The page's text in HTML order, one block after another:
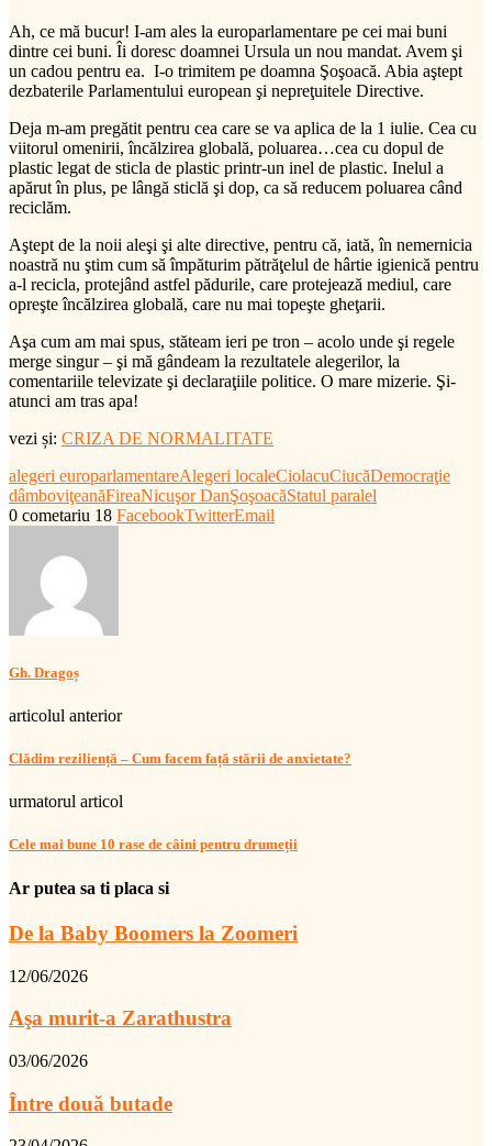
Ah, ce mă bucur! I-am ales la europarlamentare pe cei mai buni
dintre cei buni. Îi doresc doamnei Ursula un nou mandat. Avem şi
un cadou pentru ea. I-o trimitem pe doamna Şoşoacă. Abia aştept
dezbaterile Parlamentului european şi nepreţuitele Directive.
Deja m-am pregătit pentru cea care se va aplica de la 1 iulie. Cea cu
viitorul omenirii, încălzirea globală, poluarea…cea cu dopul de
plastic legat de sticla de plastic printr-un inel de plastic. Inelul a
apărut în plus, pe lângă sticlă şi dop, ca să reducem poluarea când
reciclăm.
Aştept de la noii aleşi şi alte directive, pentru că, iată, în nemernicia
noastră nu ştim cum să împăturim pătrăţelul de hârtie igienică pentru
a-l recicla, protejând astfel pădurile, care protejează mediul, care
opreşte încălzirea globală, care nu mai topeşte gheţarii.
Aşa cum am mai spus, stăteam ieri pe tron – acolo unde şi regele
merge singur – şi mă gândeam la rezultatele alegerilor, la
comentariile televizate şi declaraţiile politice. O mare mizerie. Şi-
atunci am tras apa!
vezi și: CRIZA DE NORMALITATE
alegeri europarlamentareAlegeri localeCiolacuCiucăDemocraţie
dâmboviţeanăFireaNicuşor DanŞoşoacăStatul paralel
0 cometariu 18 FacebookTwitterEmail
Gh. Dragoș
articolul anterior
Clădim reziliență – Cum facem față stării de anxietate?
urmatorul articol
Cele mai bune 10 rase de câini pentru drumeții
Ar putea sa ti placa si
De la Baby Boomers la Zoomeri
12/06/2026
Aşa murit-a Zarathustra
03/06/2026
Între două butade